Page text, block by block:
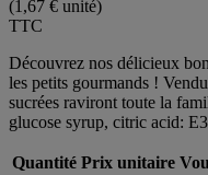
(1,67 € unité)
TTC
Découvrez nos délicieux
les petits gourmands !
sucrées raviront toute la
glucose syrup, citric acid:
Quantité Prix unitaire